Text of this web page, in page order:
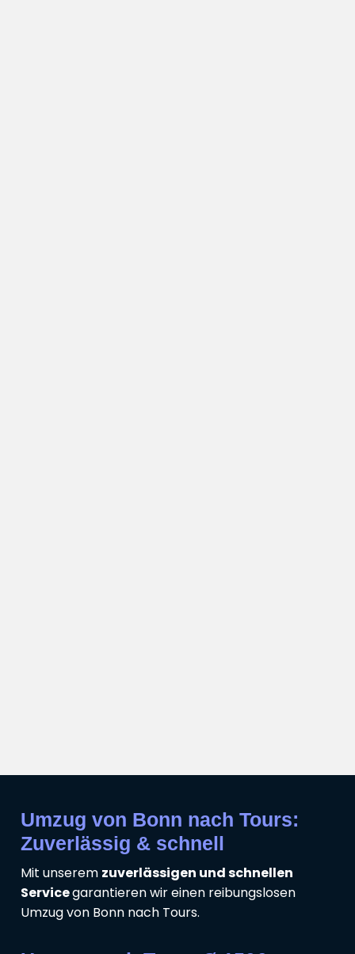
Umzug von Bonn nach Tours:
Zuverlässig & schnell
Mit unserem zuverlässigen und schnellen
Servicegarantieren wir einen reibungslosen
Umzug von Bonn nach Tours.